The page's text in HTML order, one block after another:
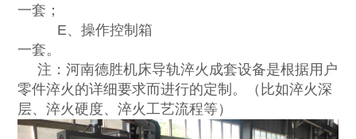
一套；
E、操作控制箱
一套。
注：河南德胜机床导轨淬火成套设备是根据用户
零件淬火的详细要求而进行的定制。（比如淬火深
层、淬火硬度、淬火工艺流程等）